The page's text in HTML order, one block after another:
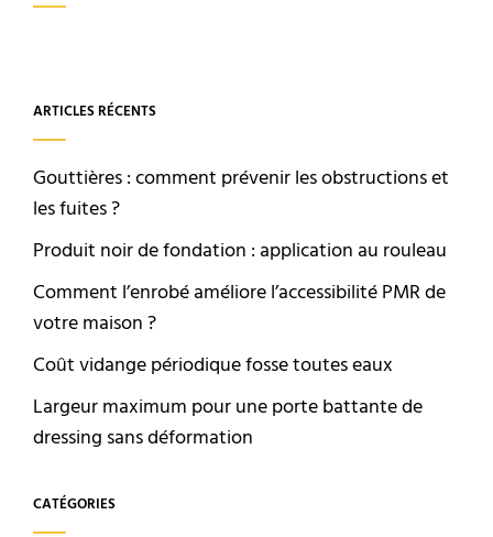
ARTICLES RÉCENTS
Gouttières : comment prévenir les obstructions et
les fuites ?
Produit noir de fondation : application au rouleau
Comment l’enrobé améliore l’accessibilité PMR de
votre maison ?
Coût vidange périodique fosse toutes eaux
Largeur maximum pour une porte battante de
dressing sans déformation
CATÉGORIES